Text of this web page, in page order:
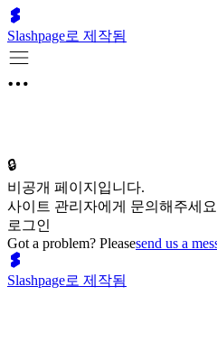
Slashpage로 제작됨
🔒
비공개 페이지입니다.
사이트 관리자에게 문의해주세
로그인
Got a problem? Pleasesend us a
Slashpage로 제작됨